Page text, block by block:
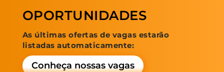
OPORTUNIDADES
As últimas ofertas de vagas estarão
listadas automaticamente:
Conheça nossas vagas